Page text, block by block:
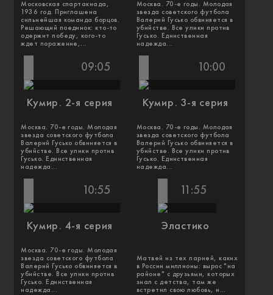
Московская спартакиада,
1936 год. Приглашена
сильнейшая команда борцов.
Решающий поединок: кто-то
одержит победу, кого-то
ждет поражение,...
Москва. 70-е годы. Молодая
звезда советского футбола
Валерий Гусько обвиняется в
убийстве. Все улики против
Гусько. Единственная
надежда...
09:05
Кумир. 2-я серия
Москва. 70-е годы. Молодая
звезда советского футбола
Валерий Гусько обвиняется в
убийстве. Все улики против
Гусько. Единственная
надежда...
10:00
Кумир. 3-я серия
Москва. 70-е годы. Молодая
звезда советского футбола
Валерий Гусько обвиняется в
убийстве. Все улики против
Гусько. Единственная
надежда...
10:55
Кумир. 4-я серия
Москва. 70-е годы. Молодая
звезда советского футбола
Валерий Гусько обвиняется в
убийстве. Все улики против
Гусько. Единственная
надежда...
11:55
Эластико
Матвей из тех парней, каких
в России миллионы: вырос "на
районе" с друзьями, которых
знал с детства, там же
встретил свою любовь, и...